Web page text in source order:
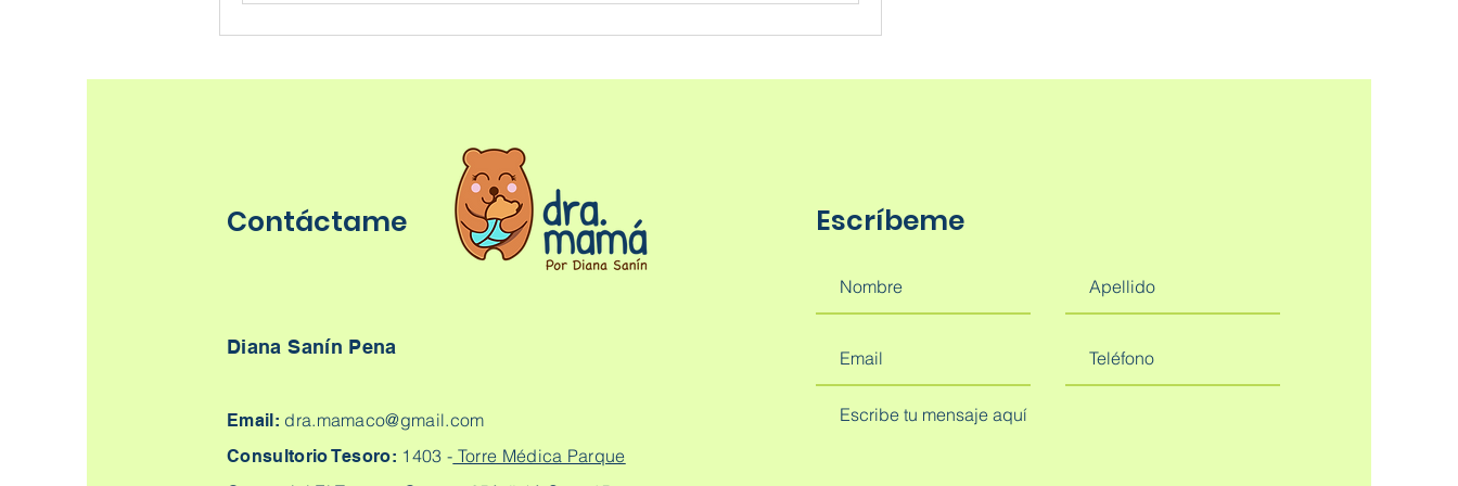
Contáctame
Diana Sanín Pena
Email: dra.mamaco@gmail.com
Consultorio Tesoro: 1403 - Torre Médica Parque
Escríbeme